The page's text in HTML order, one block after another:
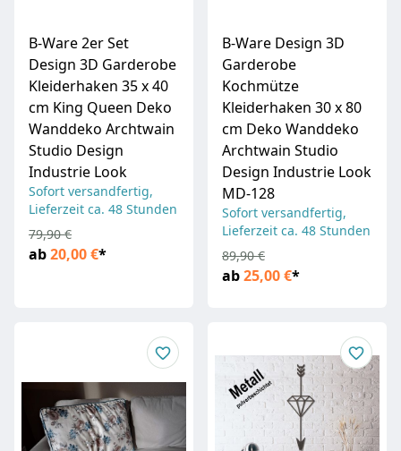
B-Ware 2er Set
Design 3D Garderobe
Kleiderhaken 35 x 40
cm King Queen Deko
Wanddeko Archtwain
Studio Design
Industrie Look
Sofort versandfertig,
Lieferzeit ca. 48 Stunden
ab20,00 €*
79,90 €
B-Ware Design 3D
Garderobe
Kochmütze
Kleiderhaken 30 x 80
cm Deko Wanddeko
Archtwain Studio
Design Industrie Look
MD-128
Sofort versandfertig,
Lieferzeit ca. 48 Stunden
ab25,00 €*
89,90 €